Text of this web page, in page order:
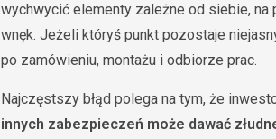
wychwycić elementy zależne od siebie, na
wnęk. Jeżeli któryś punkt pozostaje
po zamówieniu, montażu i odbiorze prac.
Najczęstszy błąd polega na tym, że
innych zabezpieczeń może dawać